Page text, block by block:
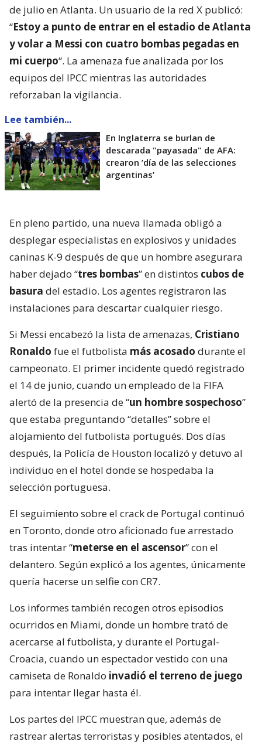
de julio en Atlanta. Un usuario de la red X publicó:
“Estoy a punto de entrar en el estadio de Atlanta
y volar a Messi con cuatro bombas pegadas en
mi cuerpo“. La amenaza fue analizada por los
equipos del IPCC mientras las autoridades
reforzaban la vigilancia.
Lee también...
En Inglaterra se burlan de
descarada "payasada" de AFA:
crearon ’día de las selecciones
argentinas’
En pleno partido, una nueva llamada obligó a
desplegar especialistas en explosivos y unidades
caninas K-9 después de que un hombre asegurara
haber dejado “tres bombas” en distintos cubos de
basura del estadio. Los agentes registraron las
instalaciones para descartar cualquier riesgo.
Si Messi encabezó la lista de amenazas, Cristiano
Ronaldo fue el futbolista más acosado durante el
campeonato. El primer incidente quedó registrado
el 14 de junio, cuando un empleado de la FIFA
alertó de la presencia de “un hombre sospechoso”
que estaba preguntando “detalles” sobre el
alojamiento del futbolista portugués. Dos días
después, la Policía de Houston localizó y detuvo al
individuo en el hotel donde se hospedaba la
selección portuguesa.
El seguimiento sobre el crack de Portugal continuó
en Toronto, donde otro aficionado fue arrestado
tras intentar “meterse en el ascensor” con el
delantero. Según explicó a los agentes, únicamente
quería hacerse un selfie con CR7.
Los informes también recogen otros episodios
ocurridos en Miami, donde un hombre trató de
acercarse al futbolista, y durante el Portugal-
Croacia, cuando un espectador vestido con una
camiseta de Ronaldo invadió el terreno de juego
para intentar llegar hasta él.
Los partes del IPCC muestran que, además de
rastrear alertas terroristas y posibles atentados, el